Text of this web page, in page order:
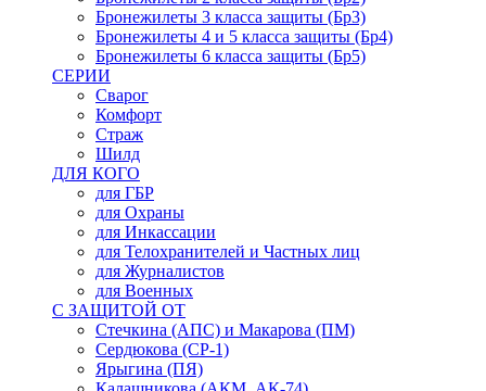
Бронежилеты 3 класса защиты (Бр3)
Бронежилеты 4 и 5 класса защиты (Бр4)
Бронежилеты 6 класса защиты (Бр5)
СЕРИИ
Сварог
Комфорт
Страж
Шилд
ДЛЯ КОГО
для ГБР
для Охраны
для Инкассации
для Телохранителей и Частных лиц
для Журналистов
для Военных
С ЗАЩИТОЙ ОТ
Стечкина (АПС) и Макарова (ПМ)
Сердюкова (СР-1)
Ярыгина (ПЯ)